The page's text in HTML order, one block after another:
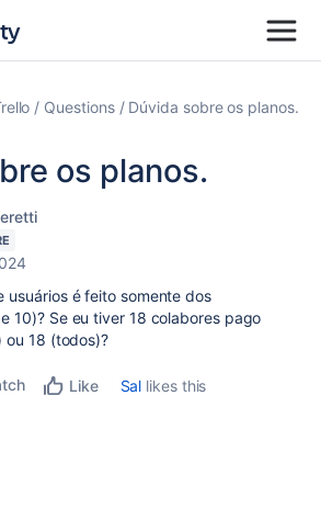
Questions Dúvida sobre os planos.
os planos.
usuários é feito somente dos
10)? Se eu tiver 18 colabores pago
ou 18 (todos)?
Like Sal likes this